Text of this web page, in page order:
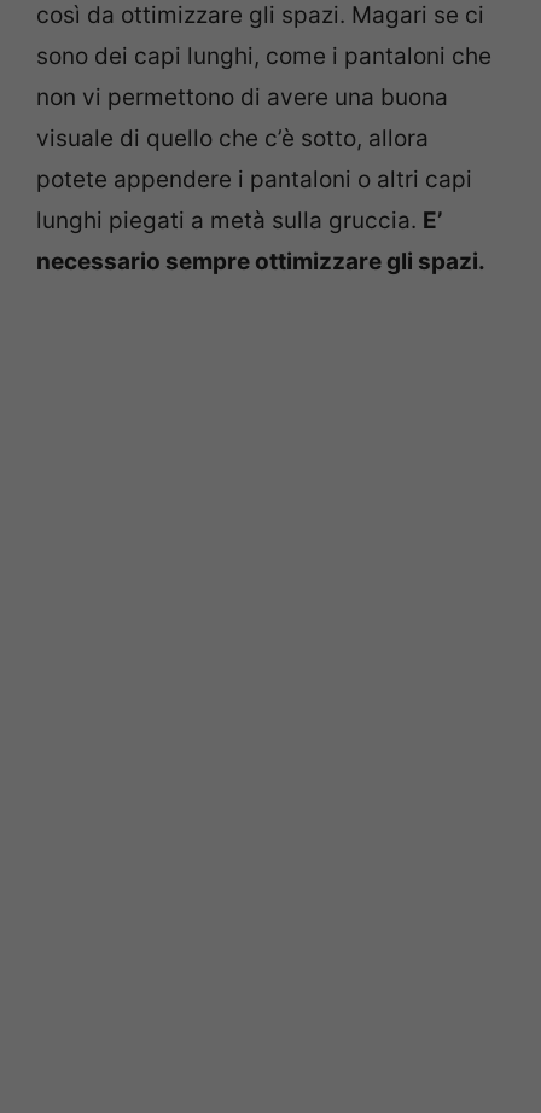
così da ottimizzare gli spazi. Magari se ci
sono dei capi lunghi, come i pantaloni che
non vi permettono di avere una buona
visuale di quello che c’è sotto, allora
potete appendere i pantaloni o altri capi
lunghi piegati a metà sulla gruccia. E’
necessario sempre ottimizzare gli spazi.